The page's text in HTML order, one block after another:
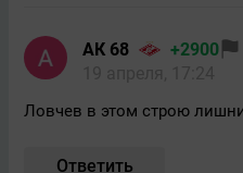
АК 68
+2900
Ловчев в этом строю
Ответить